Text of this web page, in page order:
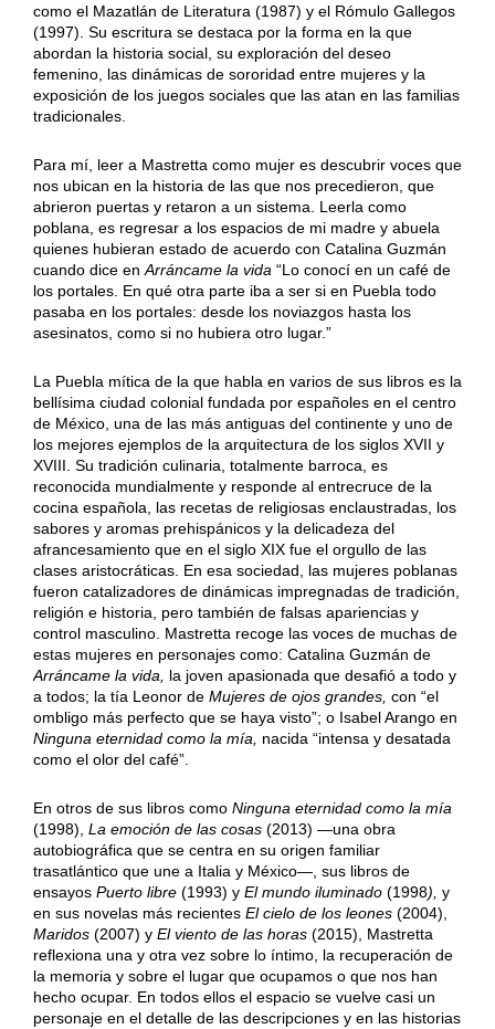
como el Mazatlán de Literatura (1987) y el Rómulo Gallegos
(1997). Su escritura se destaca por la forma en la que
abordan la historia social, su exploración del deseo
femenino, las dinámicas de sororidad entre mujeres y la
exposición de los juegos sociales que las atan en las familias
tradicionales.
Para mí, leer a Mastretta como mujer es descubrir voces que
nos ubican en la historia de las que nos precedieron, que
abrieron puertas y retaron a un sistema. Leerla como
poblana, es regresar a los espacios de mi madre y abuela
quienes hubieran estado de acuerdo con Catalina Guzmán
cuando dice en Arráncame la vida “Lo conocí en un café de
los portales. En qué otra parte iba a ser si en Puebla todo
pasaba en los portales: desde los noviazgos hasta los
asesinatos, como si no hubiera otro lugar.”
La Puebla mítica de la que habla en varios de sus libros es la
bellísima ciudad colonial fundada por españoles en el centro
de México, una de las más antiguas del continente y uno de
los mejores ejemplos de la arquitectura de los siglos XVII y
XVIII. Su tradición culinaria, totalmente barroca, es
reconocida mundialmente y responde al entrecruce de la
cocina española, las recetas de religiosas enclaustradas, los
sabores y aromas prehispánicos y la delicadeza del
afrancesamiento que en el siglo XIX fue el orgullo de las
clases aristocráticas. En esa sociedad, las mujeres poblanas
fueron catalizadores de dinámicas impregnadas de tradición,
religión e historia, pero también de falsas apariencias y
control masculino. Mastretta recoge las voces de muchas de
estas mujeres en personajes como: Catalina Guzmán de
Arráncame la vida, la joven apasionada que desafió a todo y
a todos; la tía Leonor de Mujeres de ojos grandes, con “el
ombligo más perfecto que se haya visto”; o Isabel Arango en
Ninguna eternidad como la mía, nacida “intensa y desatada
como el olor del café”.
En otros de sus libros como Ninguna eternidad como la mía
(1998), La emoción de las cosas(2013) —una obra
autobiográfica que se centra en su origen familiar
trasatlántico que une a Italia y México—, sus libros de
ensayos Puerto libre (1993) y El mundo iluminado(1998), y
en sus novelas más recientes El cielo de los leones (2004),
Maridos (2007) y El viento de las horas(2015), Mastretta
reflexiona una y otra vez sobre lo íntimo, la recuperación de
la memoria y sobre el lugar que ocupamos o que nos han
hecho ocupar. En todos ellos el espacio se vuelve casi un
personaje en el detalle de las descripciones y en las historias